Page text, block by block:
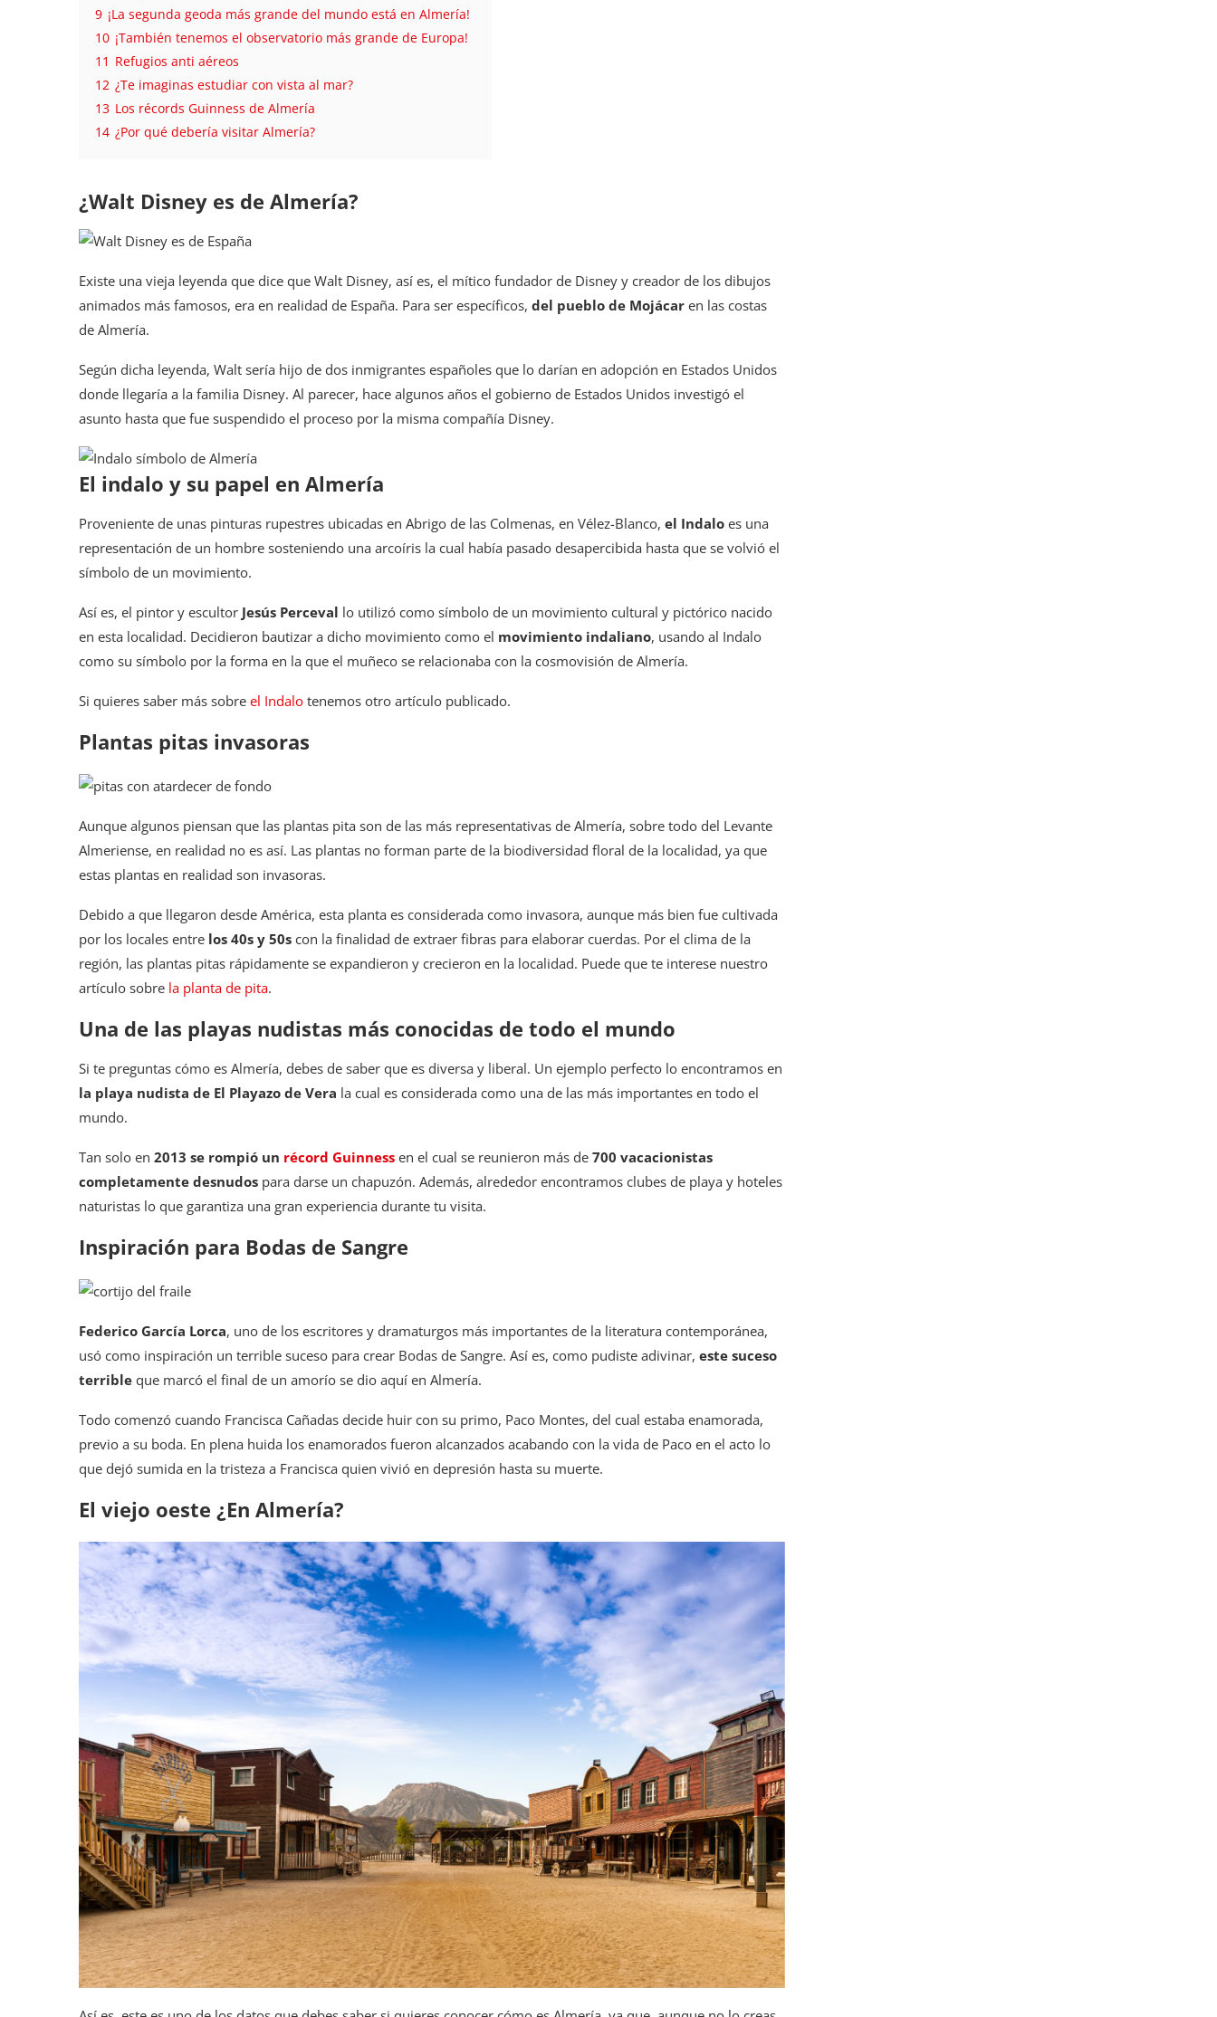
9 ¡La segunda geoda más grande del mundo está en Almería!
10 ¡También tenemos el observatorio más grande de Europa!
11 Refugios anti aéreos
12 ¿Te imaginas estudiar con vista al mar?
13 Los récords Guinness de Almería
14 ¿Por qué debería visitar Almería?
¿Walt Disney es de Almería?
Existe una vieja leyenda que dice que Walt Disney, así es, el mítico fundador de Disney y creador de los dibujos
animados más famosos, era en realidad de España. Para ser específicos, del pueblo de Mojácar en las costas
de Almería.
Según dicha leyenda, Walt sería hijo de dos inmigrantes españoles que lo darían en adopción en Estados Unidos
donde llegaría a la familia Disney. Al parecer, hace algunos años el gobierno de Estados Unidos investigó el
asunto hasta que fue suspendido el proceso por la misma compañía Disney.
El indalo y su papel en Almería
Proveniente de unas pinturas rupestres ubicadas en Abrigo de las Colmenas, en Vélez-Blanco, el Indalo es una
representación de un hombre sosteniendo una arcoíris la cual había pasado desapercibida hasta que se volvió el
símbolo de un movimiento.
Así es, el pintor y escultor Jesús Perceval lo utilizó como símbolo de un movimiento cultural y pictórico nacido
en esta localidad. Decidieron bautizar a dicho movimiento como el movimiento indaliano, usando al Indalo
como su símbolo por la forma en la que el muñeco se relacionaba con la cosmovisión de Almería.
Si quieres saber más sobre el Indalo tenemos otro artículo publicado.
Plantas pitas invasoras
Aunque algunos piensan que las plantas pita son de las más representativas de Almería, sobre todo del Levante
Almeriense, en realidad no es así. Las plantas no forman parte de la biodiversidad floral de la localidad, ya que
estas plantas en realidad son invasoras.
Debido a que llegaron desde América, esta planta es considerada como invasora, aunque más bien fue cultivada
por los locales entre los 40s y 50s con la finalidad de extraer fibras para elaborar cuerdas. Por el clima de la
región, las plantas pitas rápidamente se expandieron y crecieron en la localidad. Puede que te interese nuestro
artículo sobre la planta de pita.
Una de las playas nudistas más conocidas de todo el mundo
Si te preguntas cómo es Almería, debes de saber que es diversa y liberal. Un ejemplo perfecto lo encontramos en
la playa nudista de El Playazo de Vera la cual es considerada como una de las más importantes en todo el
mundo.
Tan solo en 2013 se rompió un récord Guinness en el cual se reunieron más de 700 vacacionistas
completamente desnudos para darse un chapuzón. Además, alrededor encontramos clubes de playa y hoteles
naturistas lo que garantiza una gran experiencia durante tu visita.
Inspiración para Bodas de Sangre
Federico García Lorca, uno de los escritores y dramaturgos más importantes de la literatura contemporánea,
usó como inspiración un terrible suceso para crear Bodas de Sangre. Así es, como pudiste adivinar, este suceso
terrible que marcó el final de un amorío se dio aquí en Almería.
Todo comenzó cuando Francisca Cañadas decide huir con su primo, Paco Montes, del cual estaba enamorada,
previo a su boda. En plena huida los enamorados fueron alcanzados acabando con la vida de Paco en el acto lo
que dejó sumida en la tristeza a Francisca quien vivió en depresión hasta su muerte.
El viejo oeste ¿En Almería?